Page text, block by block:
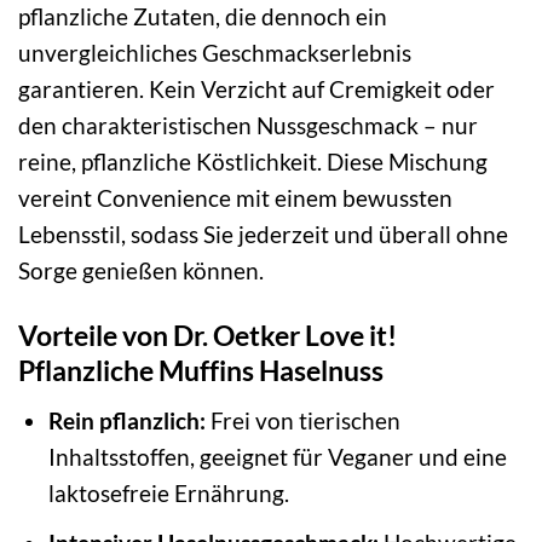
pflanzliche Zutaten, die dennoch ein
unvergleichliches Geschmackserlebnis
garantieren. Kein Verzicht auf Cremigkeit oder
den charakteristischen Nussgeschmack – nur
reine, pflanzliche Köstlichkeit. Diese Mischung
vereint Convenience mit einem bewussten
Lebensstil, sodass Sie jederzeit und überall ohne
Sorge genießen können.
Vorteile von Dr. Oetker Love it!
Pflanzliche Muffins Haselnuss
Rein pflanzlich: Frei von tierischen
Inhaltsstoffen, geeignet für Veganer und eine
laktosefreie Ernährung.